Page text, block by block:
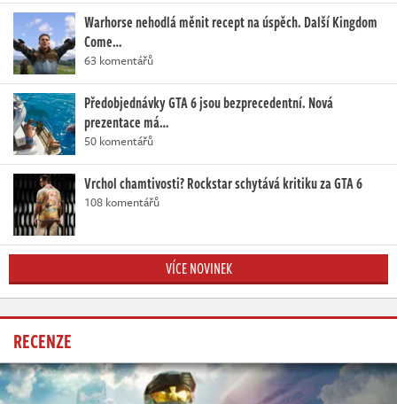
Warhorse nehodlá měnit recept na úspěch. Další Kingdom
Come…
63 komentářů
Předobjednávky GTA 6 jsou bezprecedentní. Nová
prezentace má…
50 komentářů
Vrchol chamtivosti? Rockstar schytává kritiku za GTA 6
108 komentářů
VÍCE NOVINEK
RECENZE